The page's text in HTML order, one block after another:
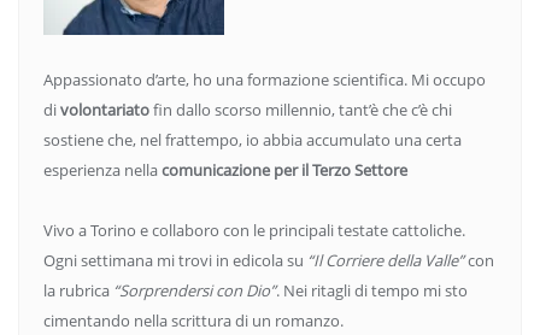
Appassionato d’arte, ho una formazione scientifica. Mi occupo
divolontariatofin dallo scorso millennio, tant’è che c’è chi
sostiene che, nel frattempo, io abbia accumulato una certa
esperienza nellacomunicazione per il Terzo Settore
Vivo a Torino e collaboro con le principali testate cattoliche.
Ogni settimana mi trovi in edicola su “Il Corriere della Valle”con
la rubrica “Sorprendersi con Dio”. Nei ritagli di tempo mi sto
cimentando nella scrittura di un romanzo.